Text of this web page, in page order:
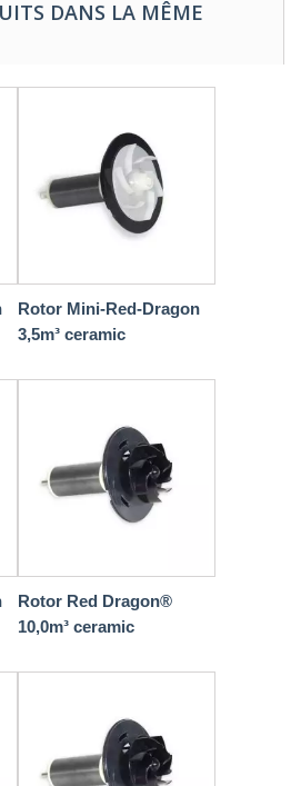
DANS LA MÊME
Rotor Mini-Red-Dragon
3,5m³ ceramic
Rotor Red Dragon®
10,0m³ ceramic